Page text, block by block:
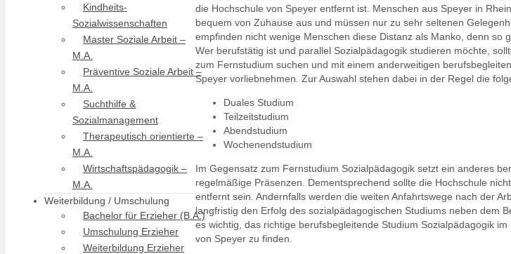
die Hochschule von Speyer entfernt ist. Menschen aus Speyer in
bequem von Zuhause aus und müssen nur zu sehr seltenen
empfinden nicht wenige Menschen diese Distanz als Manko, denn so
Wer berufstätig ist und parallel Sozialpädagogik studieren möchte,
zum Fernstudium suchen und mit einem anderweitigen
Speyer vorliebnehmen. Zur Auswahl stehen dabei in der Regel die
Duales Studium
Teilzeitstudium
Abendstudium
Wochenendstudium
Im Gegensatz zum Fernstudium Sozialpädagogik setzt ein anderes
regelmäßige Präsenzen. Dementsprechend sollte die Hochschule
entfernt sein. Andernfalls werden die weiten Anfahrtswege nach der
langfristig den Erfolg des sozialpädagogischen Studiums neben dem
es wichtig, das richtige berufsbegleitende Studium Sozialpädagogik
von Speyer zu finden.
Kindheits-
Sozialwissenschaften
Master Soziale Arbeit –
M.A.
Präventive Soziale Arbeit –
M.A.
Suchthilfe &
Sozialmanagement
Therapeutisch orientierte –
M.A.
Wirtschaftspädagogik –
M.A.
Weiterbildung / Umschulung
Bachelor für Erzieher (B.A.)
Umschulung Erzieher
Weiterbildung Erzieher